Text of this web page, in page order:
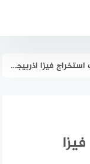
فيزا اذربيجان